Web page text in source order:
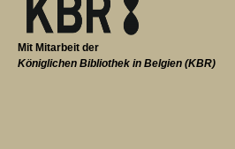
Mit Mitarbeit der
Königlichen Bibliothek in Belgien (KBR)